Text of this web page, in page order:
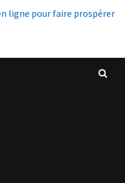
ligne pour faire prospérer